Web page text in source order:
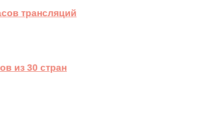
трансляций
из 30 стран